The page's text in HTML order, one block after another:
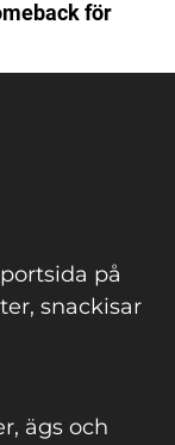
för
på
snackisar
ägs och